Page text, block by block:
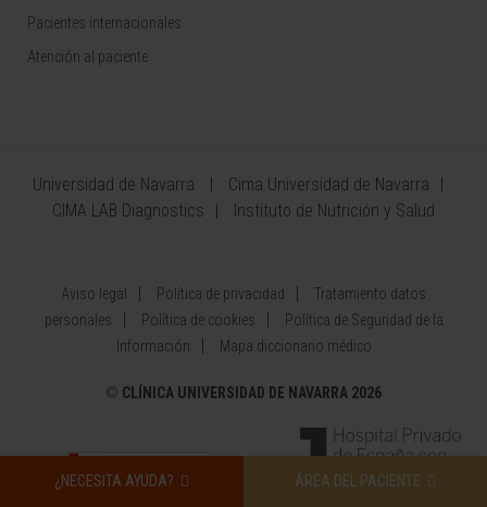
¿NECESITA AYUDA? ÁREA DEL PACIENTE
Pacientes internacionales
Atención al paciente
Universidad de Navarra
Cima Universidad de Navarra
CIMA LAB Diagnostics
Instituto de Nutrición y Salud
Aviso legal Política de privacidad
Tratamiento datos
personales
Política de cookies
Política de Seguridad de la
Información
Mapa diccionario médico
© CLÍNICA UNIVERSIDAD DE NAVARRA 2026